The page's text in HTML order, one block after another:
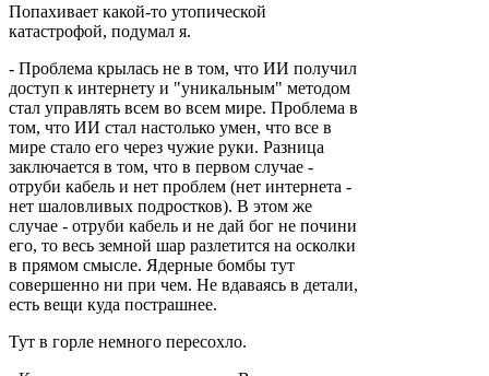
Попахивает какой-то утопической
катастрофой, подумал я.
- Проблема крылась не в том, что ИИ получил
доступ к интернету и "уникальным" методом
стал управлять всем во всем мире. Проблема в
том, что ИИ стал настолько умен, что все в
мире стало его через чужие руки. Разница
заключается в том, что в первом случае -
отруби кабель и нет проблем (нет интернета -
нет шаловливых подростков). В этом же
случае - отруби кабель и не дай бог не почини
его, то весь земной шар разлетится на осколки
в прямом смысле. Ядерные бомбы тут
совершенно ни при чем. Не вдаваясь в детали,
есть вещи куда пострашнее.
Тут в горле немного пересохло.